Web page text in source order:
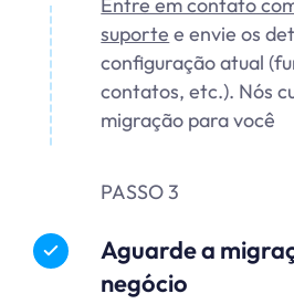
suporte e envie os
configuração atual
contatos, etc.). Nós
migração para você
PASSO 3
Aguarde a
negócio